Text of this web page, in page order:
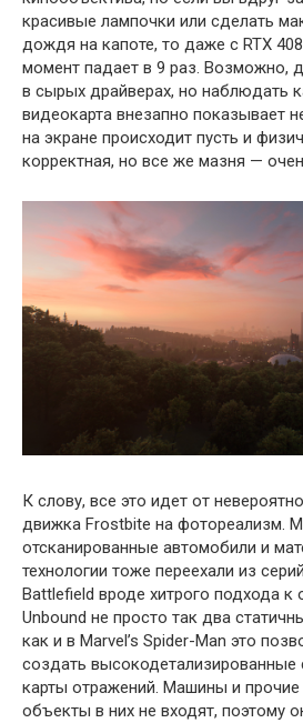
красивые лампочки или сделать
дождя на капоте, то даже с RTX
момент падает в 9 раз. Возможно,
в сырых драйверах, но наблюдать
видеокарта внезапно показывает
на экране происходит пусть и
корректная, но все же мазня —
К слову, все это идет от
движка Frostbite на фотореализм.
отсканированные автомобили и
технологии тоже переехали из
Battlefield вроде хитрого подхода к
Unbound не просто так два
как и в Marvel’s Spider-Man это
создать высокодетализированные
карты отражений. Машины и
объекты в них не входят, поэтому